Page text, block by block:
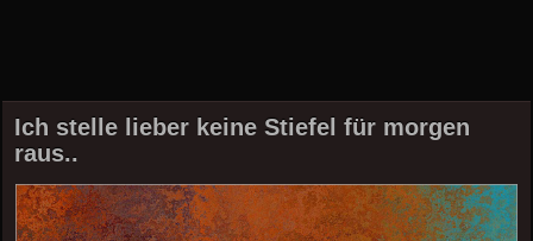
Ich stelle lieber keine Stiefel für morgen
raus..